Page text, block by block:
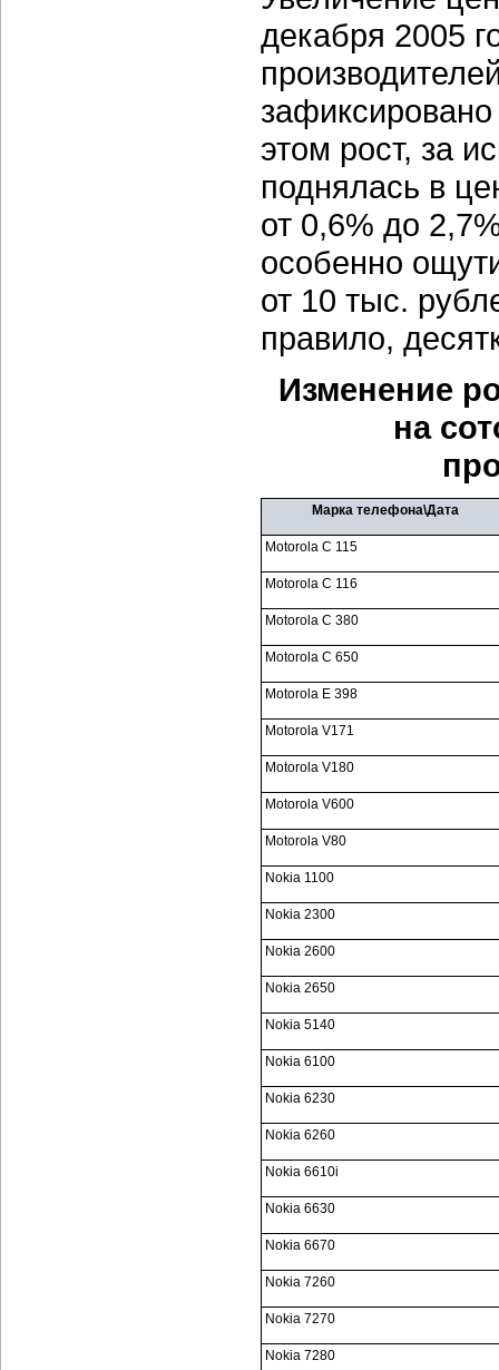
декабря 2005
этом рост, за
поднялась в
от 0,6% до
особенно
от 10 тыс.
правило,
Изменение
на
Марка телефона\Дата
Motorola C 115
Motorola C 116
Motorola C 380
Motorola C 650
Motorola E 398
Motorola V171
Motorola V180
Motorola V600
Motorola V80
Nokia 1100
Nokia 2300
Nokia 2600
Nokia 2650
Nokia 5140
Nokia 6100
Nokia 6230
Nokia 6260
Nokia 6610i
Nokia 6630
Nokia 6670
Nokia 7260
Nokia 7270
Nokia 7280